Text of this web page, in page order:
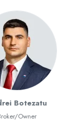
Botezatu
Owner